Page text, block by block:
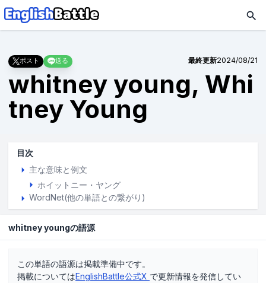
ポスト 送る 最終更新2024/08/21
whitney young, Whi
tney Young
目次
主な意味と例文
ホイットニー・ヤング
WordNet(他の単語との繋がり)
whitney youngの語源
この単語の語源は掲載準備中です。
掲載についてはEnglishBattle公式X で更新情報を発信してい